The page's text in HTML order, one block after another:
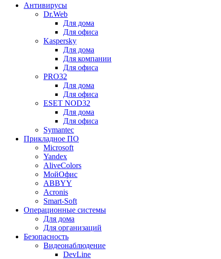
Антивирусы
Dr.Web
Для дома
Для офиса
Kaspersky
Для дома
Для компании
Для офиса
PRO32
Для дома
Для офиса
ESET NOD32
Для дома
Для офиса
Symantec
Прикладное ПО
Microsoft
Yandex
AliveColors
МойОфис
ABBYY
Acronis
Smart-Soft
Операционные системы
Для дома
Для организаций
Безопасность
Видеонаблюдение
DevLine